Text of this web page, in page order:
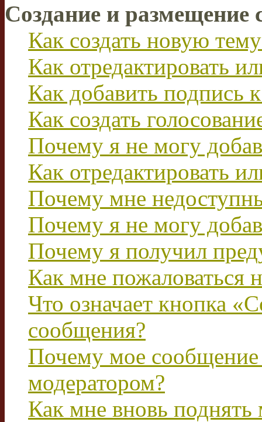
Создание и размещение
Как создать новую
Как отредактировать
Как добавить подпись
Как создать
Почему я не могу
Как отредактировать
Почему мне
Почему я не могу
Почему я получил
Как мне пожаловаться
Что означает кнопка
сообщения?
Почему мое сообщение
модератором?
Как мне вновь